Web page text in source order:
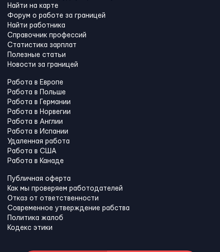
Найти на карте
Форум о работе за границей
Найти работника
Справочник профессий
Статистика зарплат
Полезные статьи
Новости за границей
Работа в Европе
Работа в Польше
Работа в Германии
Работа в Норвегии
Работа в Англии
Работа в Испании
Удаленная работа
Работа в США
Работа в Канадe
Публичная оферта
Как мы проверяем работодателей
Отказ от ответственности
Современное утверждение рабства
Политика жалоб
Кодекс этики